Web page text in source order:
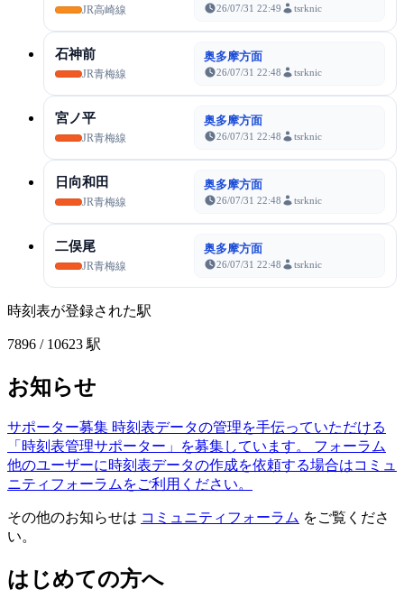
JR高崎線 26/07/31 22:49 tsrknic
石神前
JR青梅線
奥多摩方面
26/07/31 22:48 tsrknic
宮ノ平
JR青梅線
奥多摩方面
26/07/31 22:48 tsrknic
日向和田
JR青梅線
奥多摩方面
26/07/31 22:48 tsrknic
二俣尾
JR青梅線
奥多摩方面
26/07/31 22:48 tsrknic
時刻表が登録された駅
7896 / 10623 駅
お知らせ
サポーター募集 時刻表データの管理を手伝っていただける
「時刻表管理サポーター」を募集しています。
フォーラム
他のユーザーに時刻表データの作成を依頼する場合はコミュ
ニティフォーラムをご利用ください。
その他のお知らせは コミュニティフォーラム をご覧くださ
い。
はじめての方へ